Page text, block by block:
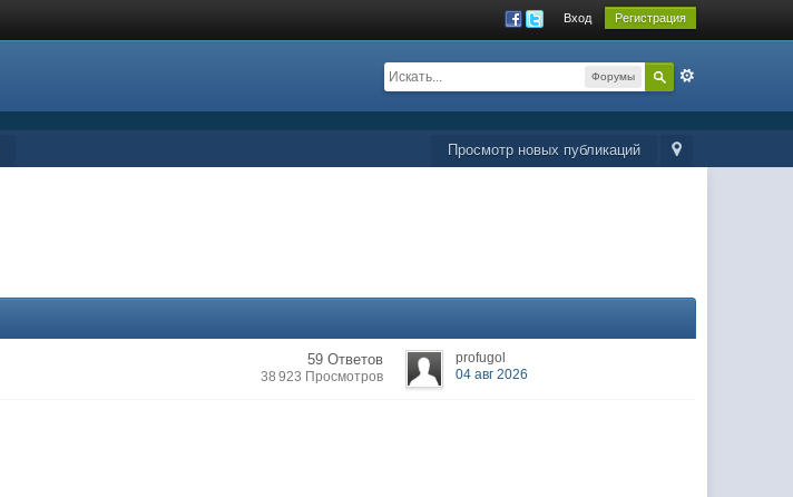
Вход Регистрация
Форумы
Просмотр новых публикаций
59 Ответов
38 923 Просмотров
profugol
04 авг 2026